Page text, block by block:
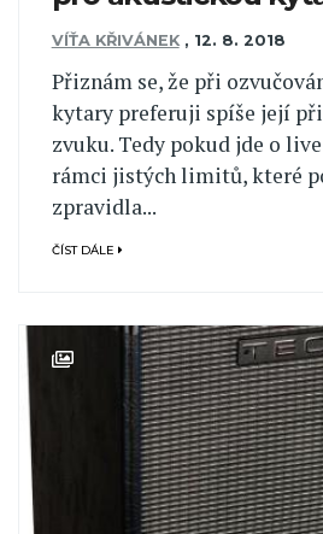
VÍŤA KŘIVÁNEK , 12. 8. 2018
Přiznám se, že při
kytary preferuji spíše její
zvuku. Tedy pokud jde o
rámci jistých limitů, které
zpravidla...
ČÍST DÁLE